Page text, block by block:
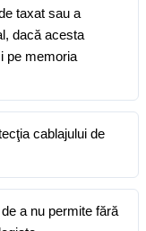
taxat sau a
dacă acesta
pe memoria
cablajului de
a nu permite fără